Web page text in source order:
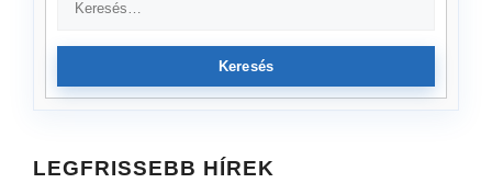
Keresés
LEGFRISSEBB HÍREK